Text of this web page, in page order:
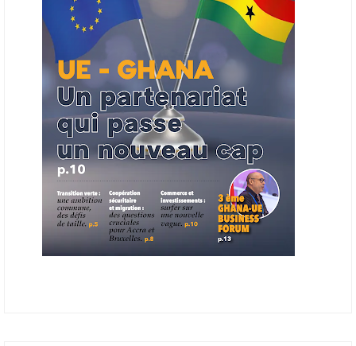
l’énergie.
06/06/26 AFRICA FINANCE CORPORATION
Cette semaine, Africa Finance Corporation (AFC) a annoncé avoir
bouclé un prêt syndiqué de 2 milliards de dollars, la plus importante
levée de son histoire. Initialement calibrée à 1,6 milliard, l'opération a
été relevée de 400 millions face à l'afflux des souscriptions de
banques internationales. Plus du tiers des fonds proviennent
d'institutions financières asiatiques, à parts égales avec l'Europe.
L'Asie-Pacifique et l'Europe pèsent chacune 35 % du tour de table,
devant le Moyen-Orient (25 %) et l'Afrique (5 %), selon le communiqué
de l'institution panafricaine, qui compte 48 pays membres.
ECHANGES AFRIQUE - UE